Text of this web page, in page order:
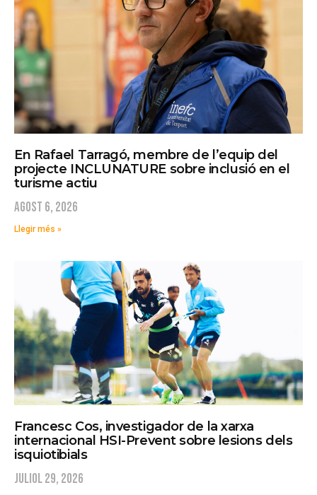
En Rafael Tarragó, membre de l’equip del
projecte INCLUNATURE sobre inclusió en el
turisme actiu
agost 6, 2026
Llegir més »
Francesc Cos, investigador de la xarxa
internacional HSI-Prevent sobre lesions dels
isquiotibials
juliol 29, 2026